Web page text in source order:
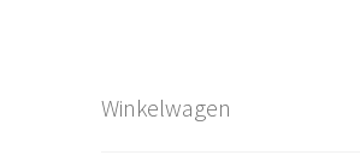
Winkelwagen